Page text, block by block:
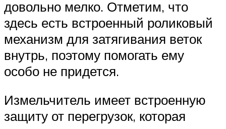
довольно мелко. Отметим, что
здесь есть встроенный роликовый
механизм для затягивания веток
внутрь, поэтому помогать ему
особо не придется.
Измельчитель имеет встроенную
защиту от перегрузок, которая